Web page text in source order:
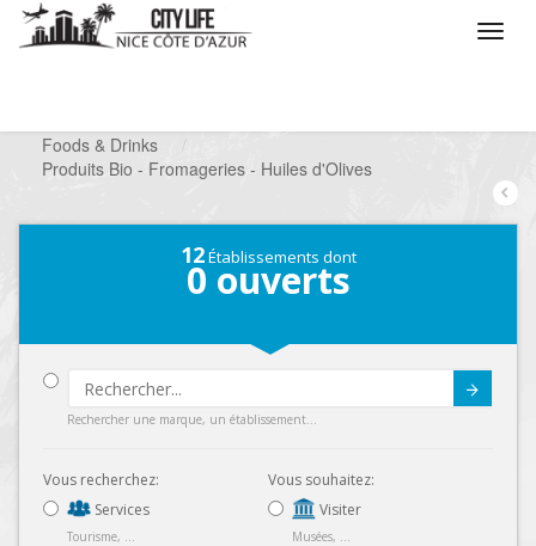
Foods & Drinks
/
Produits Bio - Fromageries - Huiles d'Olives
12Établissements dont
0 ouverts
Rechercher une marque, un établissement...
Vous recherchez:
Services
Tourisme, ...
Vous souhaitez:
Visiter
Musées, ...